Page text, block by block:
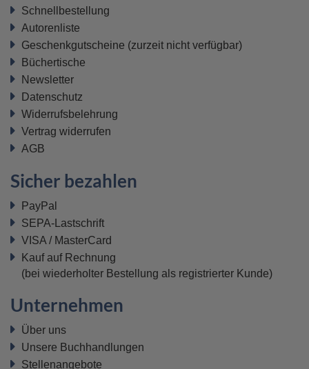
Schnellbestellung
Autorenliste
Geschenkgutscheine (zurzeit nicht verfügbar)
Büchertische
Newsletter
Datenschutz
Widerrufsbelehrung
Vertrag widerrufen
AGB
Sicher bezahlen
PayPal
SEPA-Lastschrift
VISA / MasterCard
Kauf auf Rechnung
(bei wiederholter Bestellung als registrierter Kunde)
Unternehmen
Über uns
Unsere Buchhandlungen
Stellenangebote